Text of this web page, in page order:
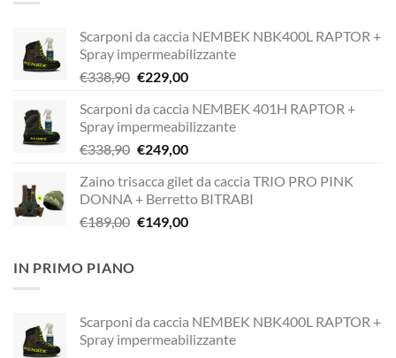
Scarponi da caccia NEMBEK NBK400L RAPTOR +
Spray impermeabilizzante
€338,90 Il
originale
era:
€338,90.
€229,00Il
attuale
è:
€229,00.
Scarponi da caccia NEMBEK 401H RAPTOR +
Spray impermeabilizzante
€338,90 Il
originale
era:
€338,90.
€249,00Il
attuale
è:
€249,00.
Zaino trisacca gilet da caccia TRIO PRO PINK
DONNA + Berretto BITRABI
€189,00 Il
€149,00Il
IN PRIMO PIANO
Scarponi da caccia NEMBEK NBK400L RAPTOR +
Spray impermeabilizzante